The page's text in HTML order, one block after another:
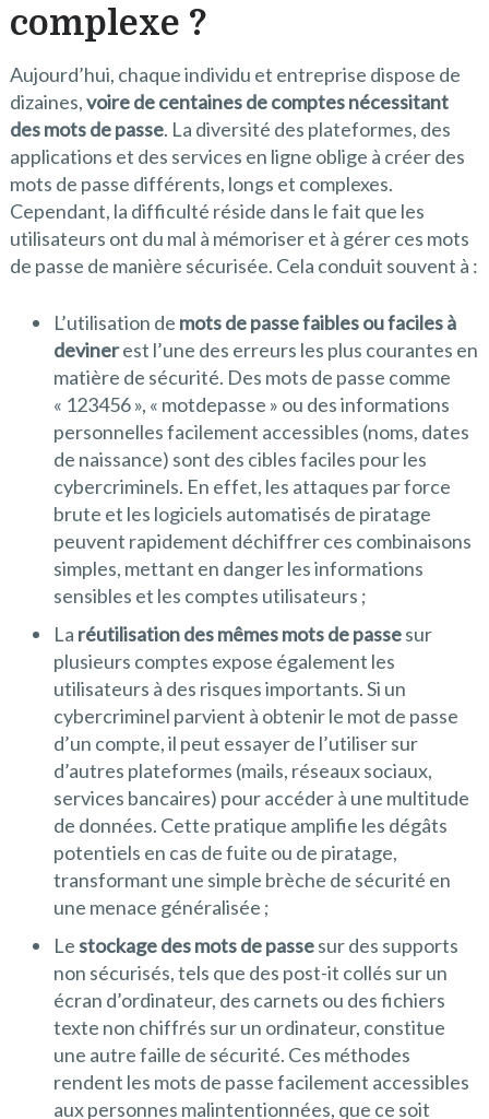
complexe ?
Aujourd’hui, chaque individu et entreprise dispose de
dizaines,voire de centaines de comptes nécessitant
des mots de passe. La diversité des plateformes, des
applications et des services en ligne oblige à créer des
mots de passe différents, longs et complexes.
Cependant, la difficulté réside dans le fait que les
utilisateurs ont du mal à mémoriser et à gérer ces mots
de passe de manière sécurisée. Cela conduit souvent à :
L’utilisation de mots de passe faibles ou faciles à
devinerest l’une des erreurs les plus courantes en
matière de sécurité. Des mots de passe comme
« 123456 », « motdepasse » ou des informations
personnelles facilement accessibles (noms, dates
de naissance) sont des cibles faciles pour les
cybercriminels. En effet, les attaques par force
brute et les logiciels automatisés de piratage
peuvent rapidement déchiffrer ces combinaisons
simples, mettant en danger les informations
sensibles et les comptes utilisateurs ;
La réutilisation des mêmes mots de passesur
plusieurs comptes expose également les
utilisateurs à des risques importants. Si un
cybercriminel parvient à obtenir le mot de passe
d’un compte, il peut essayer de l’utiliser sur
d’autres plateformes (mails, réseaux sociaux,
services bancaires) pour accéder à une multitude
de données. Cette pratique amplifie les dégâts
potentiels en cas de fuite ou de piratage,
transformant une simple brèche de sécurité en
une menace généralisée ;
Lestockage des mots de passesur des supports
non sécurisés, tels que des post-it collés sur un
écran d’ordinateur, des carnets ou des fichiers
texte non chiffrés sur un ordinateur, constitue
une autre faille de sécurité. Ces méthodes
rendent les mots de passe facilement accessibles
aux personnes malintentionnées, que ce soit